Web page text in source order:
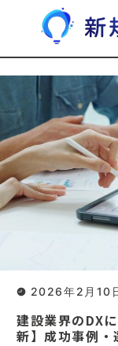
2026年2月10
建設業界のDX
新】成功事例